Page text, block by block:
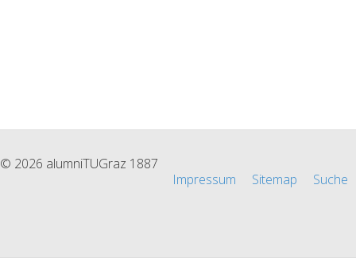
© 2026 alumniTUGraz 1887
Impressum
Sitemap Suche